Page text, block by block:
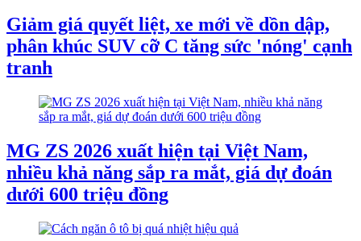
Giảm giá quyết liệt, xe mới về dồn dập,
phân khúc SUV cỡ C tăng sức 'nóng' cạnh
tranh
MG ZS 2026 xuất hiện tại Việt Nam,
nhiều khả năng sắp ra mắt, giá dự đoán
dưới 600 triệu đồng